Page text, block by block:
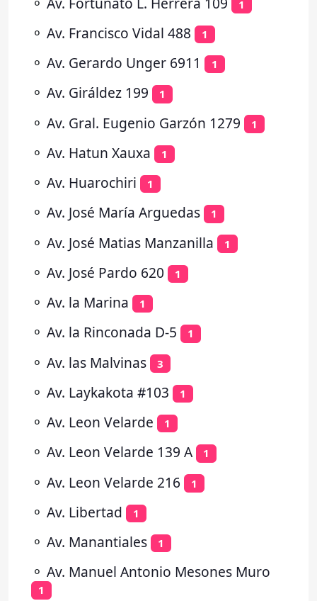
1
⚬ Av. Francisco Vidal 488 1
⚬ Av. Gerardo Unger 6911 1
⚬ Av. Giráldez 199 1
⚬ Av. Gral. Eugenio Garzón 1279 1
⚬ Av. Hatun Xauxa 1
⚬ Av. Huarochiri 1
⚬ Av. José María Arguedas 1
⚬ Av. José Matias Manzanilla 1
⚬ Av. José Pardo 620 1
⚬ Av. la Marina 1
⚬ Av. la Rinconada D-5 1
⚬ Av. las Malvinas 3
⚬ Av. Laykakota #103 1
⚬ Av. Leon Velarde 1
⚬ Av. Leon Velarde 139 A 1
⚬ Av. Leon Velarde 216 1
⚬ Av. Libertad 1
⚬ Av. Manantiales 1
⚬ Av. Manuel Antonio Mesones Muro
1